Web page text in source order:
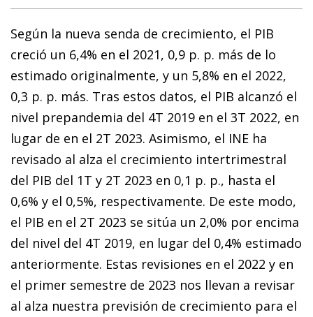
Según la nueva senda de crecimiento, el PIB
creció un 6,4% en el 2021, 0,9 p. p. más de lo
estimado originalmente, y un 5,8% en el 2022,
0,3 p. p. más. Tras estos datos, el PIB alcanzó el
nivel prepandemia del 4T 2019 en el 3T 2022, en
lugar de en el 2T 2023. Asimismo, el INE ha
revisado al alza el crecimiento intertrimestral
del PIB del 1T y 2T 2023 en 0,1 p. p., hasta el
0,6% y el 0,5%, respectivamente. De este modo,
el PIB en el 2T 2023 se sitúa un 2,0% por encima
del nivel del 4T 2019, en lugar del 0,4% estimado
anteriormente. Estas revisiones en el 2022 y en
el primer semestre de 2023 nos llevan a revisar
al alza nuestra previsión de crecimiento para el